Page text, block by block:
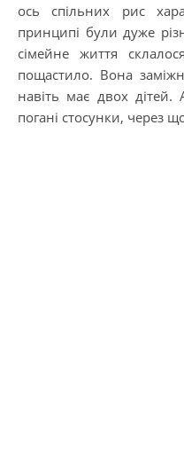
ось спільних рис
принципі були дуже
сімейне життя
пощастило. Вона
навіть має двох
погані стосунки, через